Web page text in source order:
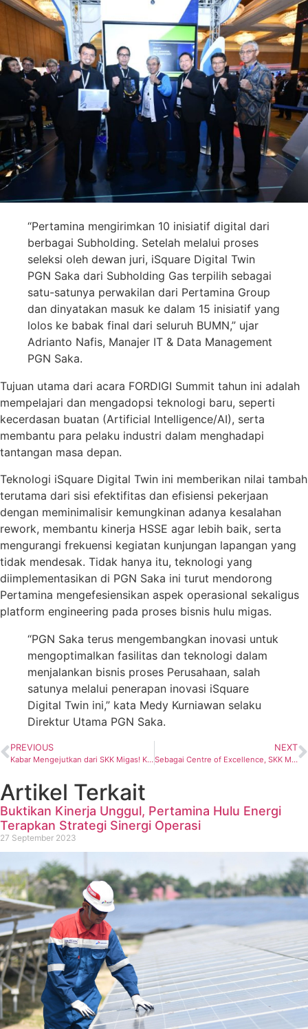
“Pertamina mengirimkan 10 inisiatif digital dari
berbagai Subholding. Setelah melalui proses
seleksi oleh dewan juri, iSquare Digital Twin
PGN Saka dari Subholding Gas terpilih sebagai
satu-satunya perwakilan dari Pertamina Group
dan dinyatakan masuk ke dalam 15 inisiatif yang
lolos ke babak final dari seluruh BUMN,” ujar
Adrianto Nafis, Manajer IT & Data Management
PGN Saka.
Tujuan utama dari acara FORDIGI Summit tahun ini adalah
mempelajari dan mengadopsi teknologi baru, seperti
kecerdasan buatan (Artificial Intelligence/AI), serta
membantu para pelaku industri dalam menghadapi
tantangan masa depan.
Teknologi iSquare Digital Twin ini memberikan nilai tambah
terutama dari sisi efektifitas dan efisiensi pekerjaan
dengan meminimalisir kemungkinan adanya kesalahan
rework, membantu kinerja HSSE agar lebih baik, serta
mengurangi frekuensi kegiatan kunjungan lapangan yang
tidak mendesak. Tidak hanya itu, teknologi yang
diimplementasikan di PGN Saka ini turut mendorong
Pertamina mengefesiensikan aspek operasional sekaligus
platform engineering pada proses bisnis hulu migas.
“PGN Saka terus mengembangkan inovasi untuk
mengoptimalkan fasilitas dan teknologi dalam
menjalankan bisnis proses Perusahaan, salah
satunya melalui penerapan inovasi iSquare
Digital Twin ini,” kata Medy Kurniawan selaku
Direktur Utama PGN Saka.
PREVIOUS
Kabar Mengejutkan dari SKK Migas! K3S Malas Siap-Siap Dicabut Kontraknya
NEXT
Sebagai Centre of Excellence, SKK Migas Ajak ITB dan ITS di Proyek KNH
Artikel Terkait
Buktikan Kinerja Unggul, Pertamina Hulu Energi
Terapkan Strategi Sinergi Operasi
27 September 2023